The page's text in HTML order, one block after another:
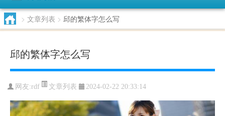
> 文章列表 > 邱的繁体字怎么写
邱的繁体字怎么写
网友:rdf 文章列表 2024-02-22 20:33:14